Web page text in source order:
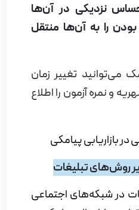
نزدیکی در آن‌ها
را به آن‌ها منتقل
می‌توانید تغییر زمان
و نمره آزمون را اطلاع
روش‌های تبلیغات
در شبکه‌های اجتماعی